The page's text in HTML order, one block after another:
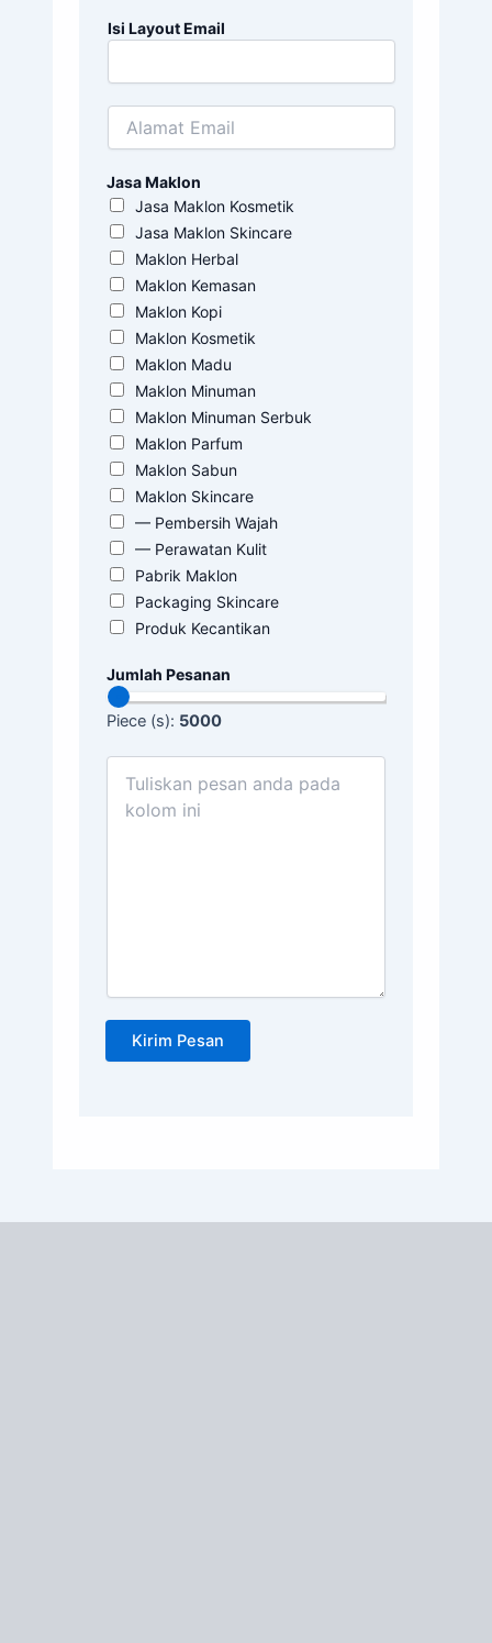
Isi Layout Email
Jasa Maklon
Jasa Maklon Kosmetik
Jasa Maklon Skincare
Maklon Herbal
Maklon Kemasan
Maklon Kopi
Maklon Kosmetik
Maklon Madu
Maklon Minuman
Maklon Minuman Serbuk
Maklon Parfum
Maklon Sabun
Maklon Skincare
— Pembersih Wajah
— Perawatan Kulit
Pabrik Maklon
Packaging Skincare
Produk Kecantikan
Jumlah Pesanan
Piece (s): 5000
Kirim Pesan